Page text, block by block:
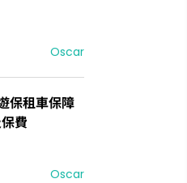
Oscar
保租車保障
費
Oscar